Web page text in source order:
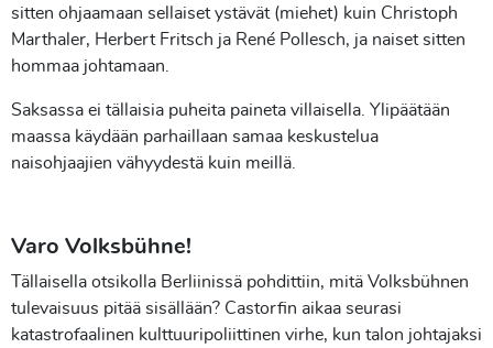
sitten ohjaamaan sellaiset ystävät (miehet) kuin Christoph
Marthaler, Herbert Fritsch ja René Pollesch, ja naiset sitten
hommaa johtamaan.
Saksassa ei tällaisia puheita paineta villaisella. Ylipäätään
maassa käydään parhaillaan samaa keskustelua
naisohjaajien vähyydestä kuin meillä.
Varo Volksbühne!
Tällaisella otsikolla Berliinissä pohdittiin, mitä Volksbühnen
tulevaisuus pitää sisällään? Castorfin aikaa seurasi
katastrofaalinen kulttuuripoliittinen virhe, kun talon johtajaksi